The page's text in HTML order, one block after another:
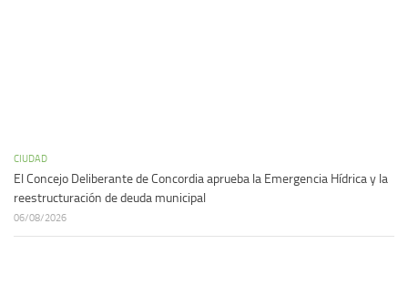
CIUDAD
El Concejo Deliberante de Concordia aprueba la Emergencia Hídrica y la
reestructuración de deuda municipal
06/08/2026